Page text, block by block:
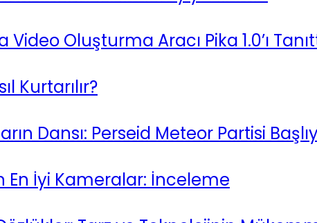
Oluşturma Aracı Pika 1.0’ı
Kurtarılır?
Dansı: Perseid Meteor Partisi
En İyi Kameralar: İnceleme